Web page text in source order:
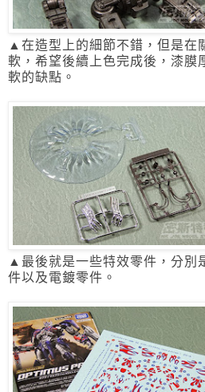
▲在造型上的細節不錯，但是在
軟，希望後續上色完成後， 漆膜
軟的缺點。
▲最後就是一些特效零件，分別
件以及電鍍零件。